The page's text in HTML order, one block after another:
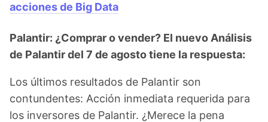
acciones de Big Data
Palantir: ¿Comprar o vender? El nuevo Análisis
de Palantir del 7 de agosto tiene la respuesta:
Los últimos resultados de Palantir son
contundentes: Acción inmediata requerida para
los inversores de Palantir. ¿Merece la pena